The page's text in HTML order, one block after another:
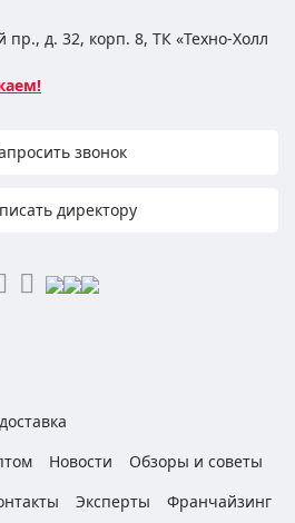
пр., д. 32, корп. 8, ТК «Техно-Холл
звонок
директору
Новости
Обзоры и советы
Эксперты Франчайзинг